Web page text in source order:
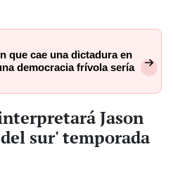
que cae una dictadura en
democracia frívola sería
Jason
sur' temporada